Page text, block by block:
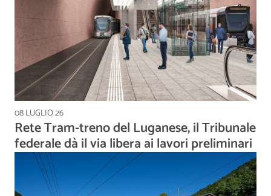
08 LUGLIO 26
Rete Tram-treno del Luganese, il Tribunale
federale dà il via libera ai lavori preliminari